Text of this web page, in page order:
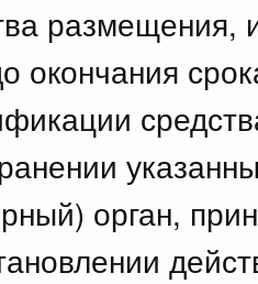
размещения,
окончания
орган,